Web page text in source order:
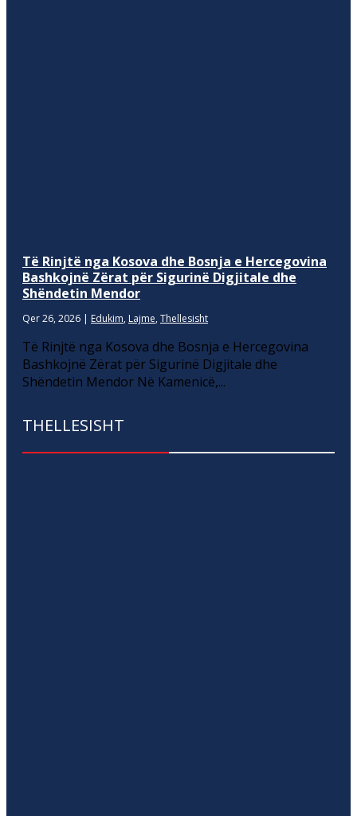
Të Rinjtë nga Kosova dhe Bosnja e Hercegovina
Bashkojnë Zërat për Sigurinë Digjitale dhe
Shëndetin Mendor
Qer 26, 2026 | Edukim, Lajme, Thellesisht
Të Rinjtë nga Kosova dhe Bosnja e Hercegovina
Bashkojnë Zërat për Sigurinë Digjitale dhe
Shëndetin Mendor Në Kamenicë,...
THELLESISHT